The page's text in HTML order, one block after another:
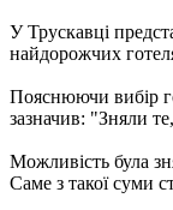
У Трускавці
найдорожчих
Пояснюючи вибір
зазначив: "Зняли
Можливість була
Саме з такої суми